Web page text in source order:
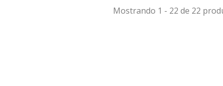
Mostrando 1 - 22 de 22